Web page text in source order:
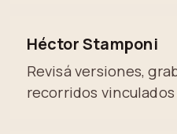
Héctor Stamponi
Revisá versiones,
recorridos